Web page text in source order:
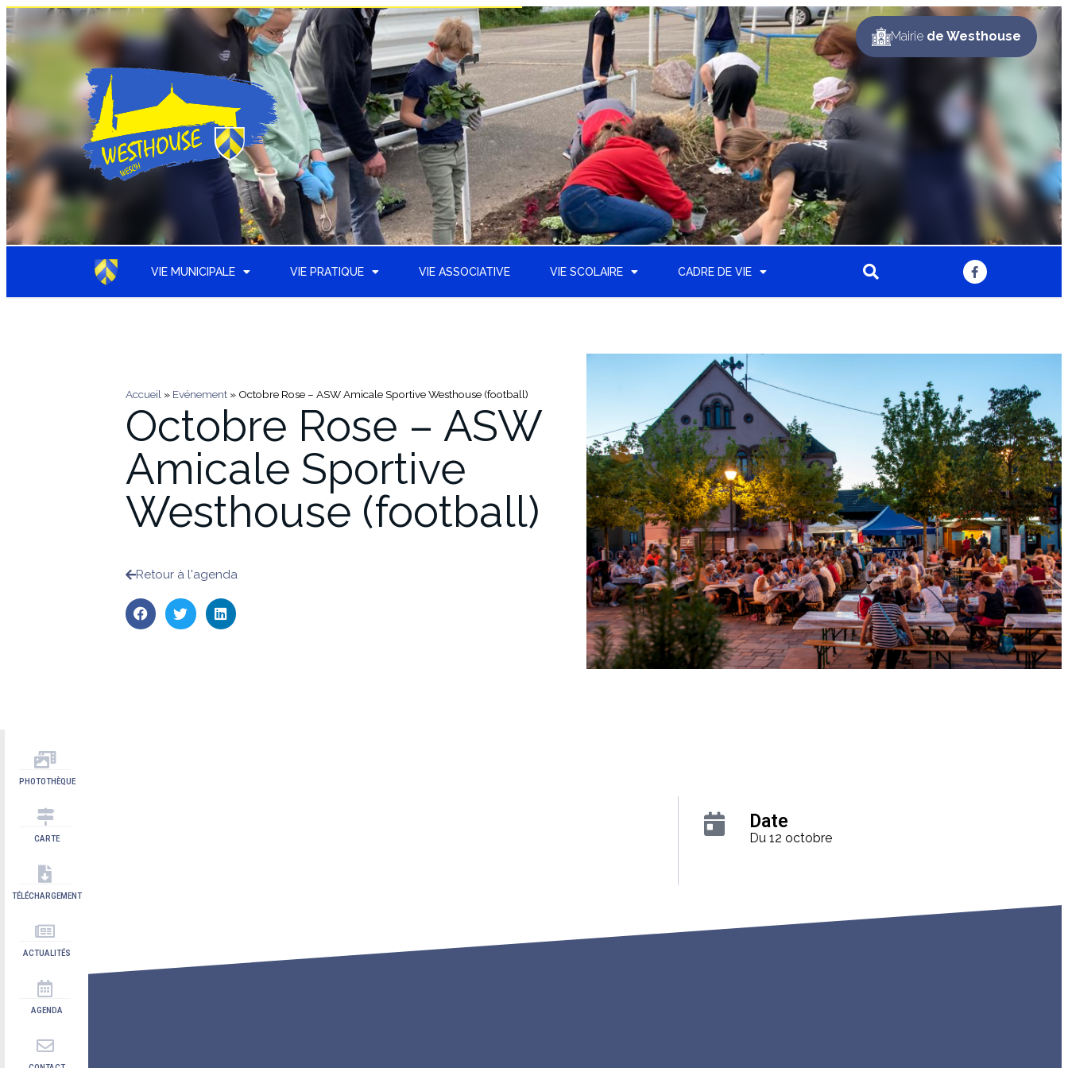
Mairiede Westhouse
VIE MUNICIPALE VIE PRATIQUE VIE ASSOCIATIVE VIE SCOLAIRE CADRE DE VIE
PHOTOTHÈQUE
CARTE
TÉLÉCHARGEMENT
ACTUALITÉS
AGENDA
Accueil » Evénement » Octobre Rose – ASW Amicale Sportive Westhouse (football)
Octobre Rose – ASW
Amicale Sportive
Westhouse (football)
Retour à l'agenda
Date
Du 12 octobre